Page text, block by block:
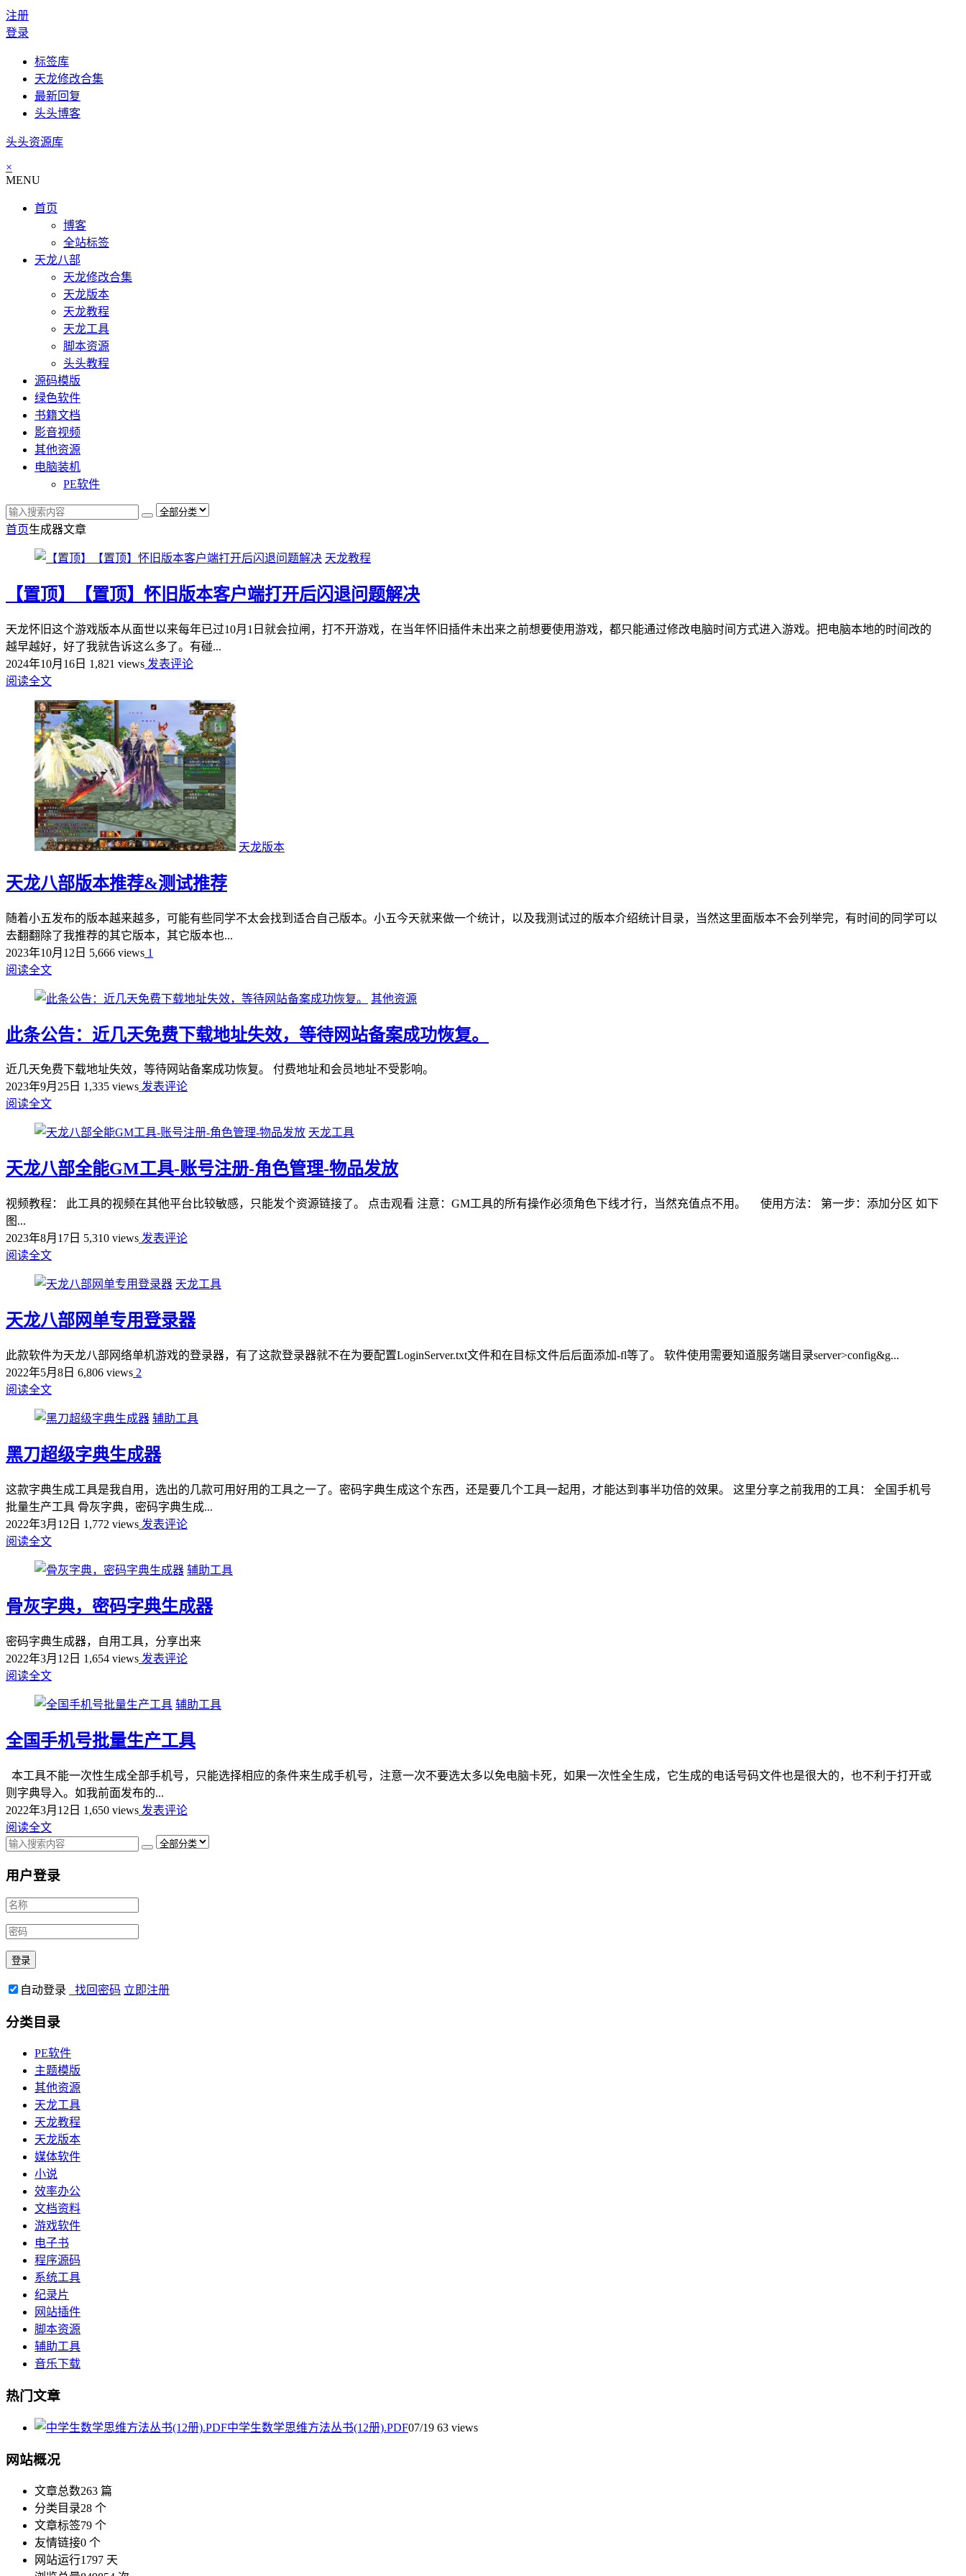
注册
登录
标签库
天龙修改合集
最新回复
头头博客
头头资源库
×
MENU
首页
博客
全站标签
天龙八部
天龙修改合集
天龙版本
天龙教程
天龙工具
脚本资源
头头教程
源码模版
绿色软件
书籍文档
影音视频
其他资源
电脑装机
PE软件
首页生成器文章
天龙教程
【置顶】【置顶】怀旧版本客户端打开后闪退问题解决
天龙怀旧这个游戏版本从面世以来每年已过10月1日就会拉闸，打不开游戏，在当年怀旧插件未出来之前想要使用游戏，都只能通过修改电脑时间方式进入游戏。把电脑本地的时间改的
越早越好，好了我就告诉这么多了。有碰...
2024年10月16日 1,821 views 发表评论
阅读全文
天龙版本
天龙八部版本推荐&测试推荐
随着小五发布的版本越来越多，可能有些同学不太会找到适合自己版本。小五今天就来做一个统计，以及我测试过的版本介绍统计目录，当然这里面版本不会列举完，有时间的同学可以
去翻翻除了我推荐的其它版本，其它版本也...
2023年10月12日 5,666 views 1
阅读全文
其他资源
此条公告：近几天免费下载地址失效，等待网站备案成功恢复。
近几天免费下载地址失效，等待网站备案成功恢复。 付费地址和会员地址不受影响。
2023年9月25日 1,335 views 发表评论
阅读全文
天龙工具
天龙八部全能GM工具-账号注册-角色管理-物品发放
视频教程： 此工具的视频在其他平台比较敏感，只能发个资源链接了。 点击观看 注意：GM工具的所有操作必须角色下线才行，当然充值点不用。 使用方法： 第一步：添加分区 如下
图...
2023年8月17日 5,310 views 发表评论
阅读全文
天龙工具
天龙八部网单专用登录器
此款软件为天龙八部网络单机游戏的登录器，有了这款登录器就不在为要配置LoginServer.txt文件和在目标文件后后面添加-fl等了。 软件使用需要知道服务端目录server>config&g...
2022年5月8日 6,806 views 2
阅读全文
辅助工具
黑刀超级字典生成器
这款字典生成工具是我自用，选出的几款可用好用的工具之一了。密码字典生成这个东西，还是要几个工具一起用，才能达到事半功倍的效果。 这里分享之前我用的工具： 全国手机号
批量生产工具 骨灰字典，密码字典生成...
2022年3月12日 1,772 views 发表评论
阅读全文
辅助工具
骨灰字典，密码字典生成器
密码字典生成器，自用工具，分享出来
2022年3月12日 1,654 views 发表评论
阅读全文
辅助工具
全国手机号批量生产工具
本工具不能一次性生成全部手机号，只能选择相应的条件来生成手机号，注意一次不要选太多以免电脑卡死，如果一次性全生成，它生成的电话号码文件也是很大的，也不利于打开或
则字典导入。如我前面发布的...
2022年3月12日 1,650 views 发表评论
阅读全文
用户登录
自动登录 找回密码 立即注册
分类目录
PE软件
主题模版
其他资源
天龙工具
天龙教程
天龙版本
媒体软件
小说
效率办公
文档资料
游戏软件
电子书
程序源码
系统工具
纪录片
网站插件
脚本资源
辅助工具
音乐下载
热门文章
中学生数学思维方法丛书(12册).PDF07/19 63 views
网站概况
文章总数263 篇
分类目录28 个
文章标签79 个
友情链接0 个
网站运行1797 天